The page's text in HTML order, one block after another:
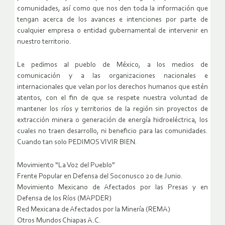
comunidades, así como que nos den toda la información que
tengan acerca de los avances e intenciones por parte de
cualquier empresa o entidad gubernamental de intervenir en
nuestro territorio.
Le pedimos al pueblo de México, a los medios de
comunicación y a las organizaciones nacionales e
internacionales que velan por los derechos humanos que estén
atentos, con el fin de que se respete nuestra voluntad de
mantener los ríos y territorios de la región sin proyectos de
extracción minera o generación de energía hidroeléctrica, los
cuales no traen desarrollo, ni beneficio para las comunidades.
Cuando tan solo PEDIMOS VIVIR BIEN.
Movimiento “La Voz del Pueblo”
Frente Popular en Defensa del Soconusco 20 de Junio.
Movimiento Mexicano de Afectados por las Presas y en
Defensa de los Ríos (MAPDER)
Red Mexicana de Afectados por la Minería (REMA)
Otros Mundos Chiapas A.C.